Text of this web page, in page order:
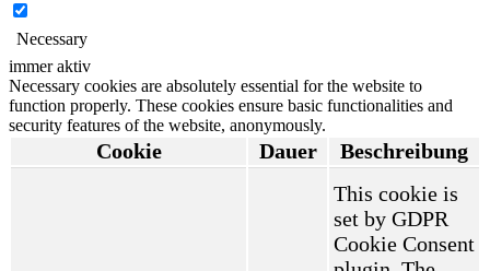
Necessary
immer aktiv
Necessary cookies are absolutely essential for the website to
function properly. These cookies ensure basic functionalities and
security features of the website, anonymously.
Cookie Dauer Beschreibung
This cookie is
set by GDPR
Cookie Consent